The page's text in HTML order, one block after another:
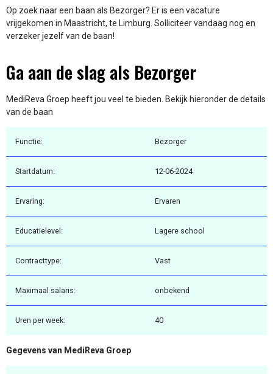
Op zoek naar een baan als Bezorger? Er is een vacature
vrijgekomen in Maastricht, te Limburg. Solliciteer vandaag nog en
verzeker jezelf van de baan!
Ga aan de slag als Bezorger
MediReva Groep heeft jou veel te bieden. Bekijk hieronder de details
van de baan
Functie: Bezorger
Startdatum: 12-06-2024
Ervaring: Ervaren
Educatielevel: Lagere school
Contracttype: Vast
Maximaal salaris: onbekend
Uren per week: 40
Gegevens van MediReva Groep